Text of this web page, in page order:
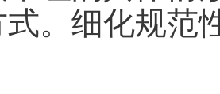
。细化规范